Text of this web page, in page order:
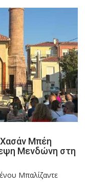
Χασάν Μπέη
Μενδώνη στη
Μπαλίζαντε